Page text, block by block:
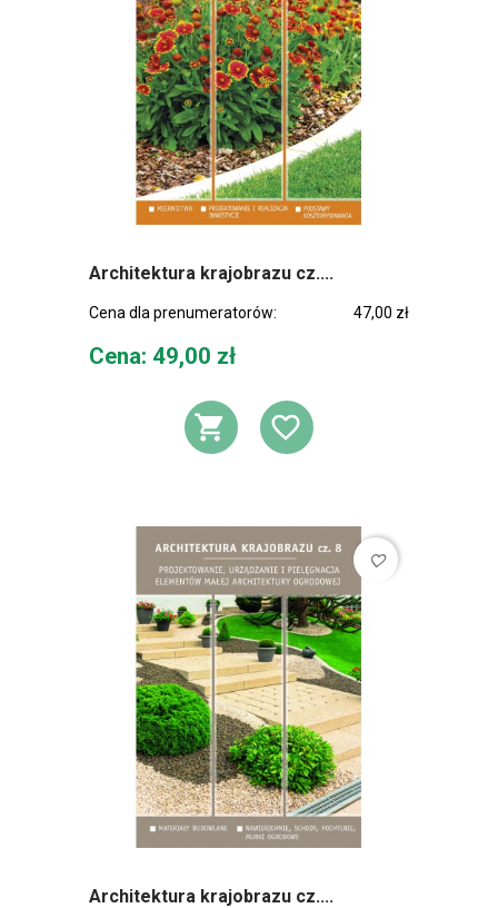
Architektura krajobrazu cz....
Cena dla prenumeratorów: 47,00 zł
Cena
Cena: 49,00 zł
DODAJ DO
DODAJ DO
favorite_border
Architektura krajobrazu cz....